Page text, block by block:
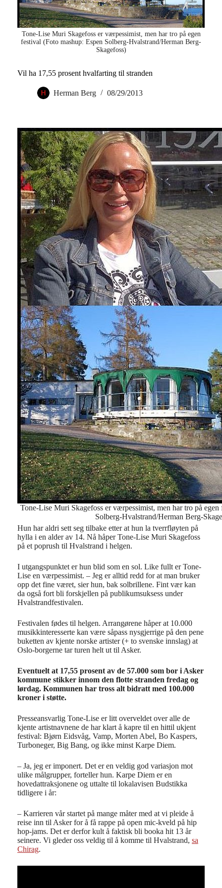
Tone-Lise Muri Skagefoss er værpessimist, men har tro på egen
festival (Foto mashup: Espen Solberg-Hvalstrand/Herman Berg-
Skagefoss)
Vil ha 17,55 prosent hvalfarting til stranden
Herman Berg 08/29/2013
Tone-Lise Muri Skagefoss er værpessimist, men har tro på
Solberg-Hvalstrand/Herman Berg-
Hun har aldri sett seg tilbake etter at hun la tverrfløyten på
hylla i en alder av 14. Nå håper Tone-Lise Muri Skagefoss
på et poprush til Hvalstrand i helgen.
I utgangspunktet er hun blid som en sol. Like fullt er Tone-
Lise en værpessimist. – Jeg er alltid redd for at man bruker
opp det fine været, sier hun, bak solbrillene. Fint vær kan
da også fort bli forskjellen på publikumsuksess under
Hvalstrandfestivalen.
Festivalen fødes til helgen. Arrangørene håper at 10.000
musikkinteresserte kan være såpass nysgjerrige på den pene
buketten av kjente norske artister (+ to svenske innslag) at
Oslo-borgerne tar turen helt ut til Asker.
Eventuelt at 17,55 prosent av de 57.000 som bor i Asker
kommune stikker innom den flotte stranden fredag og
lørdag. Kommunen har tross alt bidratt med 100.000
kroner i støtte.
Presseansvarlig Tone-Lise er litt overveldet over alle de
kjente artistnavnene de har klart å kapre til en hittil ukjent
festival: Bjørn Eidsvåg, Vamp, Morten Abel, Bo Kaspers,
Turboneger, Big Bang, og ikke minst Karpe Diem.
– Ja, jeg er imponert. Det er en veldig god variasjon mot
ulike målgrupper, forteller hun. Karpe Diem er en
hovedattraksjonene og uttalte til lokalavisen Budstikka
tidligere i år:
– Karrieren vår startet på mange måter med at vi pleide å
reise inn til Asker for å få rappe på open mic-kveld på hip
hop-jams. Det er derfor kult å faktisk bli booka hit 13 år
seinere. Vi gleder oss veldig til å komme til Hvalstrand, sa
Chirag.